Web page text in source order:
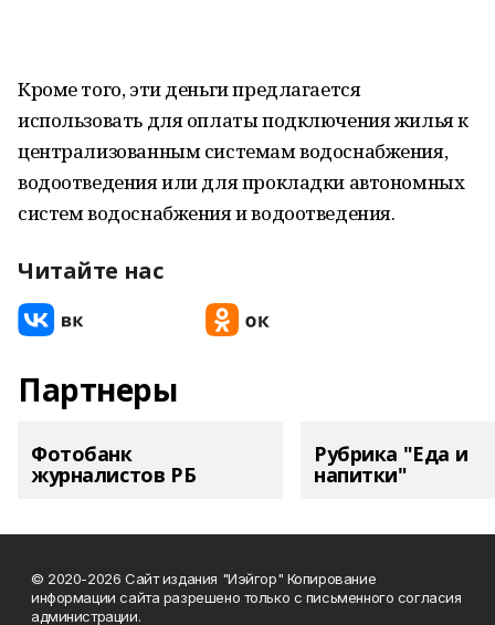
Кроме того, эти деньги предлагается
использовать для оплаты подключения жилья к
централизованным системам водоснабжения,
водоотведения или для прокладки автономных
систем водоснабжения и водоотведения.
Читайте нас
Партнеры
Фотобанк
журналистов РБ
Рубрика "Еда и
напитки"
© 2020-2026 Сайт издания "Иэйгор" Копирование
информации сайта разрешено только с письменного согласия
администрации.